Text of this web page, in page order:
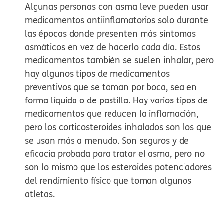
Algunas personas con asma leve pueden usar
medicamentos antiinflamatorios solo durante
las épocas donde presenten más síntomas
asmáticos en vez de hacerlo cada día. Estos
medicamentos también se suelen inhalar, pero
hay algunos tipos de medicamentos
preventivos que se toman por boca, sea en
forma líquida o de pastilla. Hay varios tipos de
medicamentos que reducen la inflamación,
pero los corticosteroides inhalados son los que
se usan más a menudo. Son seguros y de
eficacia probada para tratar el asma, pero no
son lo mismo que los esteroides potenciadores
del rendimiento físico que toman algunos
atletas.